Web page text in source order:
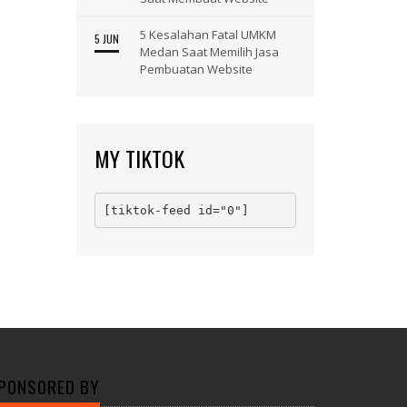
5 JUN
5 Kesalahan Fatal UMKM
Medan Saat Memilih Jasa
Pembuatan Website
MY TIKTOK
[tiktok-feed id="0"]
BY